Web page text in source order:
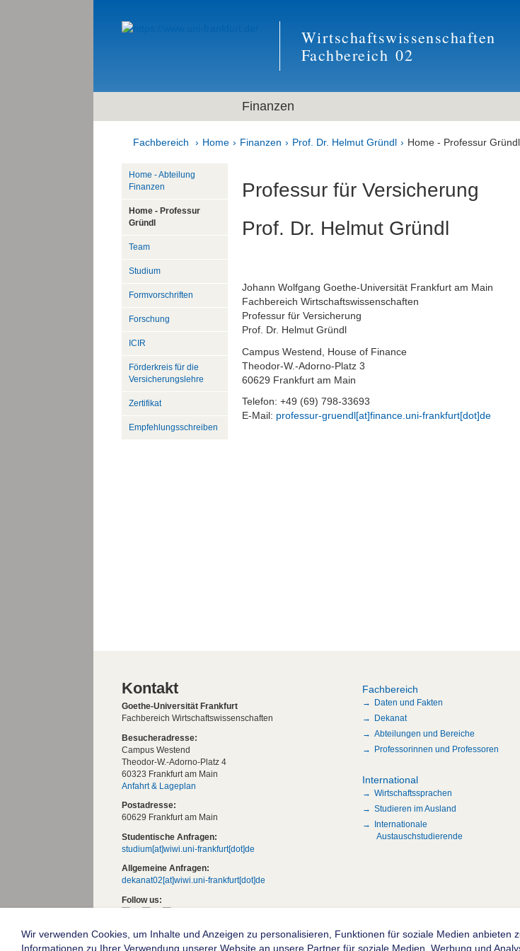
Wirtschaftswissenschaften
Fachbereich 02
Finanzen
Fachbereich Home Finanzen Prof. Dr. Helmut Gründl Home - Professur Gründl
Professur für Versicherung
Prof. Dr. Helmut Gründl
Johann Wolfgang Goethe-Universität Frankfurt am Main
Fachbereich Wirtschaftswissenschaften
Professur für Versicherung
Prof. Dr. Helmut Gründl
Campus Westend, House of Finance
Theodor-W.-Adorno-Platz 3
60629 Frankfurt am Main
Telefon: +49 (69) 798-33693
E-Mail: professur-gruendl[at]finance.uni-frankfurt[dot]de
Home - Abteilung
Finanzen
Home - Professur
Gründl
Team
Studium
Formvorschriften
Forschung
ICIR
Förderkreis für die
Versicherungslehre
Zertifikat
Empfehlungsschreiben
Kontakt
Goethe-Universität Frankfurt
Fachbereich Wirtschaftswissenschaften
Besucheradresse:
Campus Westend
Theodor-W.-Adorno-Platz 4
60323 Frankfurt am Main
Anfahrt & Lageplan
Postadresse:
60629 Frankfurt am Main
Studentische Anfragen:
studium[at]wiwi.uni-frankfurt[dot]de
Allgemeine Anfragen:
dekanat02[at]wiwi.uni-frankfurt[dot]de
Follow us:
Fachbereich
Daten und Fakten
Dekanat
Abteilungen und Bereiche
Professorinnen und Professoren
International
Wirtschaftssprachen
Studieren im Ausland
Internationale
Austauschstudierende
Die Goethe-Universität Frankfurt am Main
Wir verwenden Cookies, um Inhalte und Anzeigen zu personalisieren, Funktionen für soziale Medien
Informationen zu Ihrer Verwendung unserer Website an unsere Partner für soziale Medien, Werbung und